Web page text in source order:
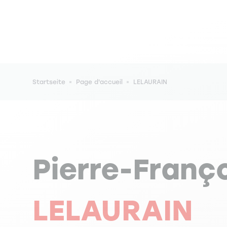
Pfadnavigation
Startseite Page d'accueil LELAURAIN
Pierre-
LELAURAIN